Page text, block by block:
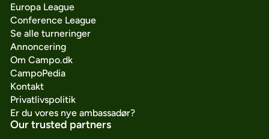
Europa League
Conference League
Se alle turneringer
Annoncering
Om Campo.dk
CampoPedia
Kontakt
Privatlivspolitik
Er du vores nye ambassadør?
Our trusted partners